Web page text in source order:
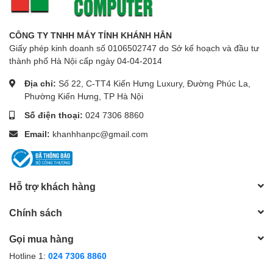
CÔNG TY TNHH MÁY TÍNH KHÁNH HÂN
Giấy phép kinh doanh số 0106502747 do Sở kế hoạch và đầu tư
thành phố Hà Nội cấp ngày 04-04-2014
Địa chỉ: Số 22, C-TT4 Kiến Hưng Luxury, Đường Phúc La,
Phường Kiến Hưng, TP Hà Nội
Số điện thoại: 024 7306 8860
Email: khanhhanpc@gmail.com
Hỗ trợ khách hàng
Chính sách
Gọi mua hàng
Hotline 1: 024 7306 8860